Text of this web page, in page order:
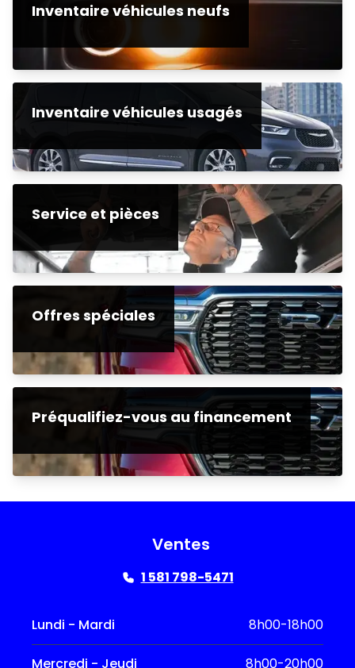
Inventaire véhicules neufs
Inventaire véhicules usagés
Service et pièces
Offres spéciales
Préqualifiez-vous au financement
Ventes
1 581 798-5471
Lundi - Mardi 8h00-18h00
Mercredi - Jeudi 8h00-20h00